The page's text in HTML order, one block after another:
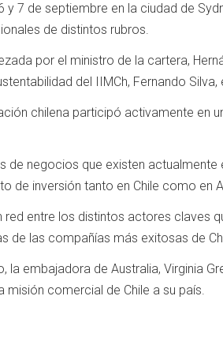
7 de septiembre en la ciudad de
de distintos rubros.
por el ministro de la cartera,
del IIMCh, Fernando
chilena participó activamente en
de negocios que existen
de inversión tanto en Chile como en
entre los distintos actores claves
de las compañías más exitosas de
la embajadora de Australia, Virginia
comercial de Chile a su país.